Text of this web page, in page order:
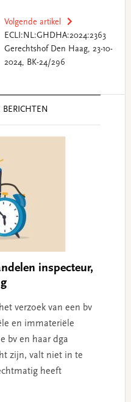
Volgende artikel
ECLI:NL:GHDHA:2024:2363
Gerechtshof Den Haag, 23-10-
2024, BK-24/296
BERICHTEN
inspecteur,
verzoek van een bv
en immateriële
bv en haar dga
zijn, valt niet in te
heeft